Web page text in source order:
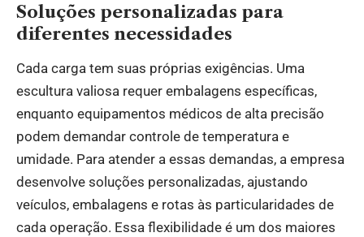
Soluções personalizadas para
diferentes necessidades
Cada carga tem suas próprias exigências. Uma
escultura valiosa requer embalagens específicas,
enquanto equipamentos médicos de alta precisão
podem demandar controle de temperatura e
umidade. Para atender a essas demandas, a empresa
desenvolve soluções personalizadas, ajustando
veículos, embalagens e rotas às particularidades de
cada operação. Essa flexibilidade é um dos maiores